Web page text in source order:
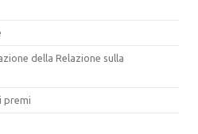
della Relazione sulla
premi